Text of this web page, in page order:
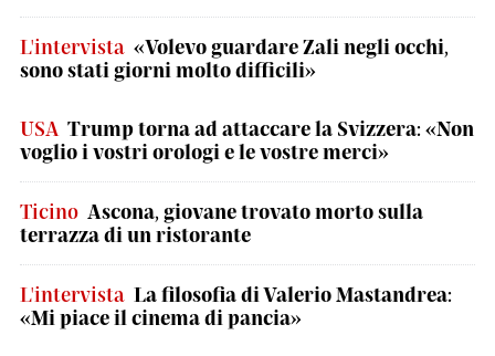
L'intervista «Volevo guardare Zali negli occhi,
sono stati giorni molto difficili»
USA Trump torna ad attaccare la Svizzera: «Non
voglio i vostri orologi e le vostre merci»
Ticino Ascona, giovane trovato morto sulla
terrazza di un ristorante
L'intervista La filosofia di Valerio Mastandrea:
«Mi piace il cinema di pancia»